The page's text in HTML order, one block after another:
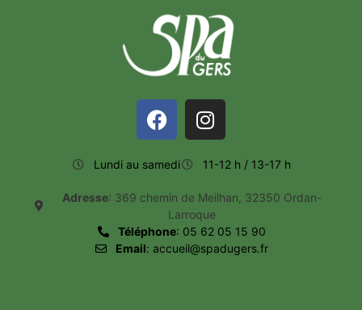
Lundi au samedi 11-12 h / 13-17 h
Adresse: 369 chemin de Meilhan, 32350 Ordan-
Larroque
Téléphone: 05 62 05 15 90
Email: accueil@spadugers.fr